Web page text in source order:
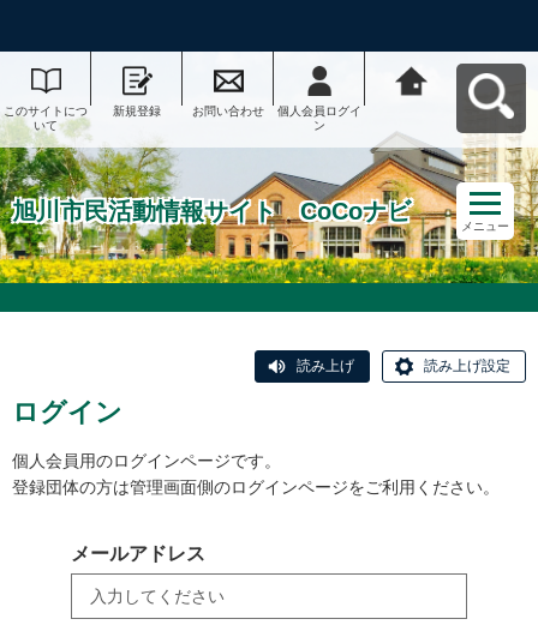
このサイトにつ
いて
新規登録 お問い合わせ
個人会員ログイ
ン
ナビへ戻る
旭川市民活動情報サイト CoCoナビ
メニュー
読み上げ 読み上げ設定
ログイン
個人会員用のログインページです。
登録団体の方は管理画面側のログインページをご利用ください。
メールアドレス